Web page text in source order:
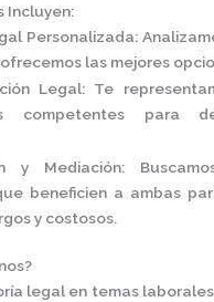
Incluyen:
Personalizada:
las mejores
Legal: Te
competentes para
y Mediación:
beneficien a ambas
y costosos.
legal en temas